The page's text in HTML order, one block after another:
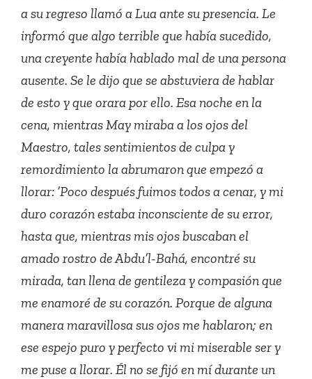
a su regreso llamó a Lua ante su presencia. Le
informó que algo terrible que había sucedido,
una creyente había hablado mal de una persona
ausente. Se le dijo que se abstuviera de hablar
de esto y que orara por ello. Esa noche en la
cena, mientras May miraba a los ojos del
Maestro, tales sentimientos de culpa y
remordimiento la abrumaron que empezó a
llorar: ’Poco después fuimos todos a cenar, y mi
duro corazón estaba inconsciente de su error,
hasta que, mientras mis ojos buscaban el
amado rostro de Abdu’l-Bahá, encontré su
mirada, tan llena de gentileza y compasión que
me enamoré de su corazón. Porque de alguna
manera maravillosa sus ojos me hablaron; en
ese espejo puro y perfecto vi mi miserable ser y
me puse a llorar. Él no se fijó en mí durante un